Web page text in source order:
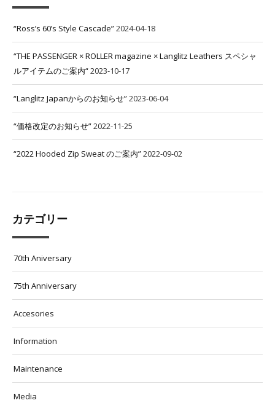
“Ross’s 60’s Style Cascade”2024-04-18
“THE PASSENGER × ROLLER magazine × Langlitz Leathers スペシャ
ルアイテムのご案内“2023-10-17
“Langlitz Japanからのお知らせ”2023-06-04
“価格改定のお知らせ”2022-11-25
“2022 Hooded Zip Sweat のご案内”2022-09-02
カテゴリー
70th Aniversary
75th Anniversary
Accesories
Information
Maintenance
Media